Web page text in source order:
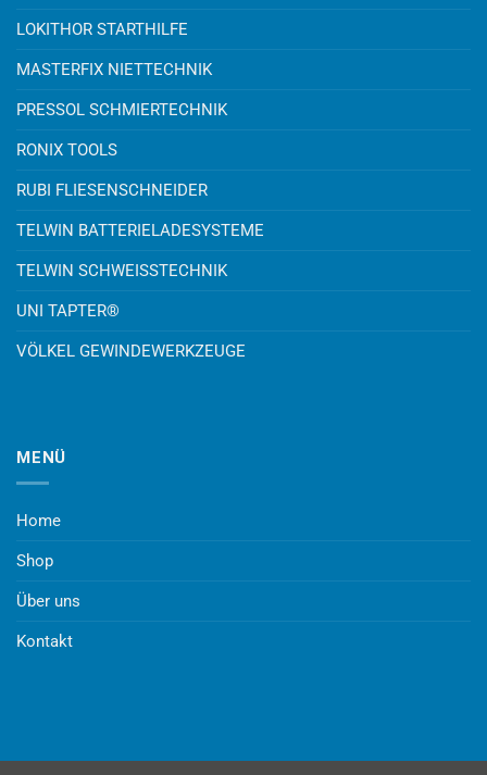
LOKITHOR STARTHILFE
MASTERFIX NIETTECHNIK
PRESSOL SCHMIERTECHNIK
RONIX TOOLS
RUBI FLIESENSCHNEIDER
TELWIN BATTERIELADESYSTEME
TELWIN SCHWEISSTECHNIK
UNI TAPTER®
VÖLKEL GEWINDEWERKZEUGE
MENÜ
Home
Shop
Über uns
Kontakt